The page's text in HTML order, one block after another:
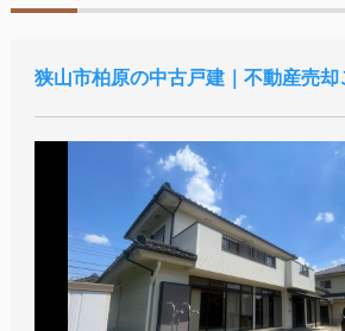
狭山市柏原の中古戸建｜不動産売却